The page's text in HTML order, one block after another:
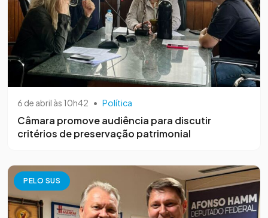
6 de abril às 10h42 • Política
Câmara promove audiência para discutir
critérios de preservação patrimonial
PELO SUS